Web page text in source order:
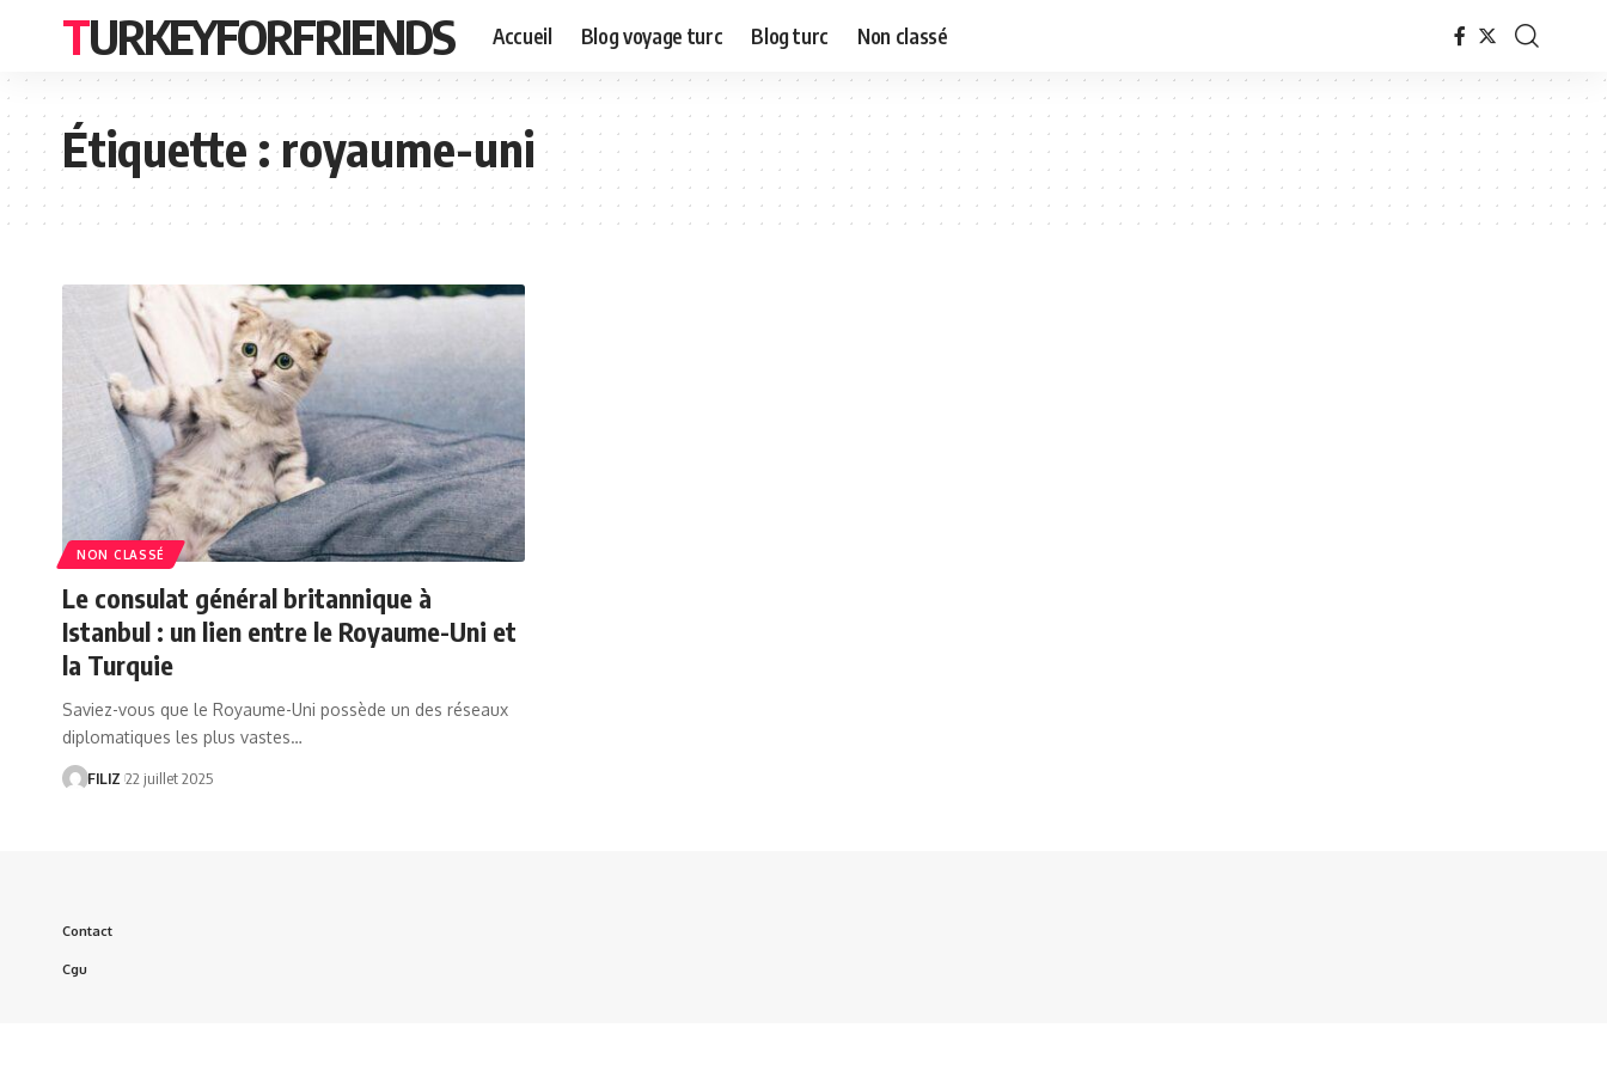
TURKEYFORFRIENDS Accueil Blog voyage turc Blog turc Non classé
Étiquette :royaume-uni
NON CLASSÉ
Le consulat général britannique à
Istanbul : un lien entre le Royaume-Uni et
la Turquie
Saviez-vous que le Royaume-Uni possède un des réseaux
diplomatiques les plus vastes…
FILIZ 22 juillet 2025
Contact
Cgu